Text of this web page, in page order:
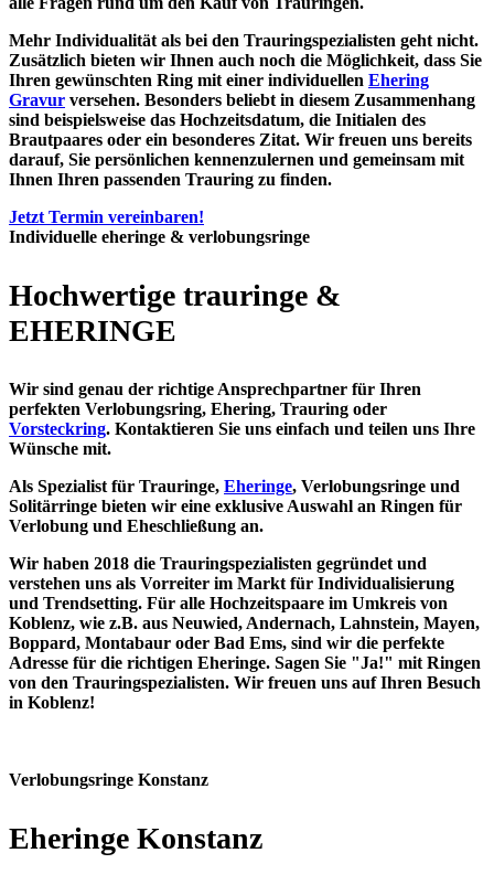
Mehr Individualität als bei den Trauringspezialisten geht nicht.
Zusätzlich bieten wir Ihnen auch noch die Möglichkeit, dass Sie
Ihren gewünschten Ring mit einer individuellen Ehering
Gravur versehen. Besonders beliebt in diesem Zusammenhang
sind beispielsweise das Hochzeitsdatum, die Initialen des
Brautpaares oder ein besonderes Zitat. Wir freuen uns bereits
darauf, Sie persönlichen kennenzulernen und gemeinsam mit
Ihnen Ihren passenden Trauring zu finden.
Jetzt Termin vereinbaren!
Individuelle eheringe & verlobungsringe
Hochwertige trauringe &
EHERINGE
Wir sind genau der richtige Ansprechpartner für Ihren
perfekten Verlobungsring, Ehering, Trauring oder
Vorsteckring. Kontaktieren Sie uns einfach und teilen uns Ihre
Wünsche mit.
Als Spezialist für Trauringe, Eheringe, Verlobungsringe und
Solitärringe bieten wir eine exklusive Auswahl an Ringen für
Verlobung und Eheschließung an.
Wir haben 2018 die Trauringspezialisten gegründet und
verstehen uns als Vorreiter im Markt für Individualisierung
und Trendsetting. Für alle Hochzeitspaare im Umkreis von
Koblenz, wie z.B. aus Neuwied, Andernach, Lahnstein, Mayen,
Boppard, Montabaur oder Bad Ems, sind wir die perfekte
Adresse für die richtigen Eheringe. Sagen Sie "Ja!" mit Ringen
von den Trauringspezialisten. Wir freuen uns auf Ihren Besuch
in Koblenz!
Verlobungsringe Konstanz
Eheringe Konstanz